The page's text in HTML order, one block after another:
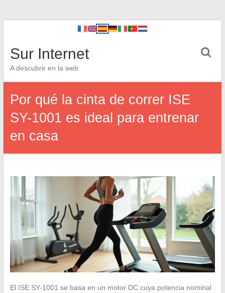
Sur Internet
A descubrir en la web
Por qué la cinta de correr ISE
SY-1001 es ideal para entrenar
en casa
El ISE SY-1001 se basa en un motor DC cuya potencia nominal